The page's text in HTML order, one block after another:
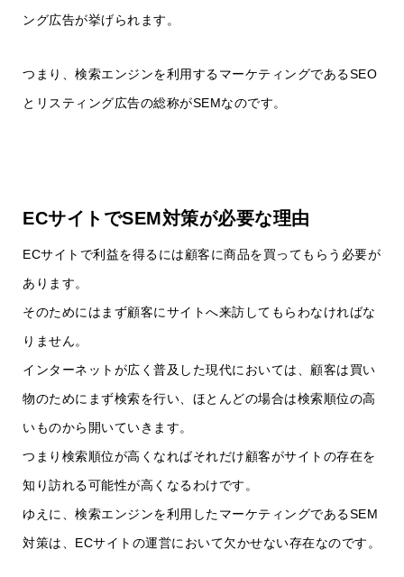
ング広告が挙げられます。
つまり、検索エンジンを利用するマーケティングであるSEO
とリスティング広告の総称がSEMなのです。
ECサイトでSEM対策が必要な理由
ECサイトで利益を得るには顧客に商品を買ってもらう必要が
あります。
そのためにはまず顧客にサイトへ来訪してもらわなければな
りません。
インターネットが広く普及した現代においては、顧客は買い
物のためにまず検索を行い、ほとんどの場合は検索順位の高
いものから開いていきます。
つまり検索順位が高くなればそれだけ顧客がサイトの存在を
知り訪れる可能性が高くなるわけです。
ゆえに、検索エンジンを利用したマーケティングであるSEM
対策は、ECサイトの運営において欠かせない存在なのです。